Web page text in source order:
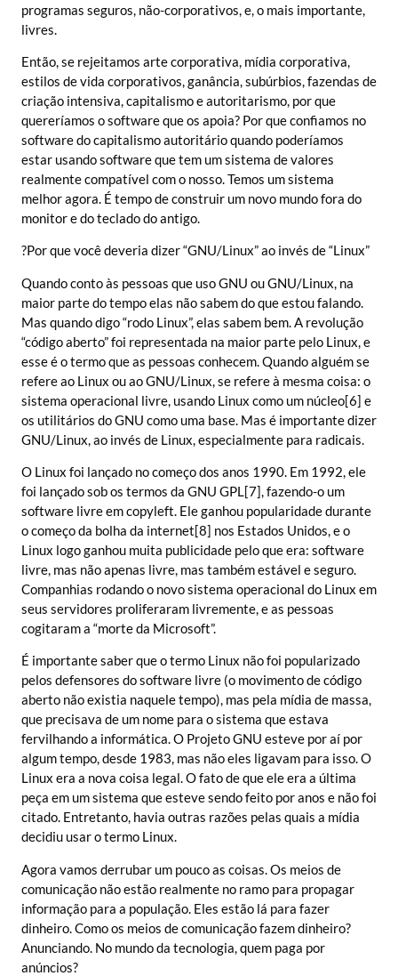
programas seguros, não-corporativos, e, o mais importante,
livres.
Então, se rejeitamos arte corporativa, mídia corporativa,
estilos de vida corporativos, ganância, subúrbios, fazendas de
criação intensiva, capitalismo e autoritarismo, por que
quereríamos o software que os apoia? Por que confiamos no
software do capitalismo autoritário quando poderíamos
estar usando software que tem um sistema de valores
realmente compatível com o nosso. Temos um sistema
melhor agora. É tempo de construir um novo mundo fora do
monitor e do teclado do antigo.
?Por que você deveria dizer “GNU/Linux” ao invés de “Linux”
Quando conto às pessoas que uso GNU ou GNU/Linux, na
maior parte do tempo elas não sabem do que estou falando.
Mas quando digo “rodo Linux”, elas sabem bem. A revolução
“código aberto” foi representada na maior parte pelo Linux, e
esse é o termo que as pessoas conhecem. Quando alguém se
refere ao Linux ou ao GNU/Linux, se refere à mesma coisa: o
sistema operacional livre, usando Linux como um núcleo[6] e
os utilitários do GNU como uma base. Mas é importante dizer
GNU/Linux, ao invés de Linux, especialmente para radicais.
O Linux foi lançado no começo dos anos 1990. Em 1992, ele
foi lançado sob os termos da GNU GPL[7], fazendo-o um
software livre em copyleft. Ele ganhou popularidade durante
o começo da bolha da internet[8] nos Estados Unidos, e o
Linux logo ganhou muita publicidade pelo que era: software
livre, mas não apenas livre, mas também estável e seguro.
Companhias rodando o novo sistema operacional do Linux em
seus servidores proliferaram livremente, e as pessoas
cogitaram a “morte da Microsoft”.
É importante saber que o termo Linux não foi popularizado
pelos defensores do software livre (o movimento de código
aberto não existia naquele tempo), mas pela mídia de massa,
que precisava de um nome para o sistema que estava
fervilhando a informática. O Projeto GNU esteve por aí por
algum tempo, desde 1983, mas não eles ligavam para isso. O
Linux era a nova coisa legal. O fato de que ele era a última
peça em um sistema que esteve sendo feito por anos e não foi
citado. Entretanto, havia outras razões pelas quais a mídia
decidiu usar o termo Linux.
Agora vamos derrubar um pouco as coisas. Os meios de
comunicação não estão realmente no ramo para propagar
informação para a população. Eles estão lá para fazer
dinheiro. Como os meios de comunicação fazem dinheiro?
Anunciando. No mundo da tecnologia, quem paga por
anúncios?